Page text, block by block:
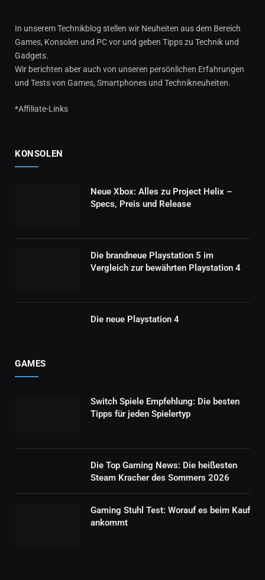
In unserem Technikblog stellen wir Neuheiten aus dem Bereich
Games, Konsolen und PC vor und geben Tipps zu Technik und
Gadgets.
Wir berichten aber auch von unseren persönlichen Erfahrungen
und Tests von Games, Smartphones und Technikneuheiten.
*Affiliate-Links
KONSOLEN
Neue Xbox: Alles zu Project Helix –
Specs, Preis und Release
Die brandneue Playstation 5 im
Vergleich zur bewährten Playstation 4
Die neue Playstation 4
GAMES
Switch Spiele Empfehlung: Die besten
Tipps für jeden Spielertyp
Die Top Gaming News: Die heißesten
Steam Kracher des Sommers 2026
Gaming Stuhl Test: Worauf es beim Kauf
ankommt